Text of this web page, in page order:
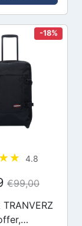
-18%
4.8
€99,00